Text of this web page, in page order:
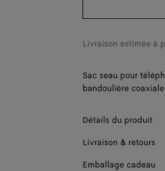
Livraison estimée à
Sac seau pour
bandoulière
Détails du produit
Livraison & retours
Emballage cadeau